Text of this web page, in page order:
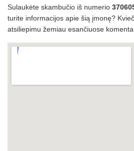
Sulaukėte skambučio iš numerio
turite informacijos apie šią įmonę?
atsiliepimu žemiau esančiuose